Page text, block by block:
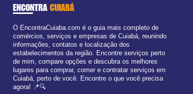
ENCONTRA CUIABÁ
O EncontraCuiaba.com é o guia mais completo de
comércios, serviços e empresas de Cuiabá, reunindo
informações, contatos e localização dos
estabelecimentos da região. Encontre serviços perto
de mim, compare opções e descubra os melhores
lugares para comprar, comer e contratar serviços em
Cuiabá, perto de você. Encontre o que você precisa
agora! 📍🔍